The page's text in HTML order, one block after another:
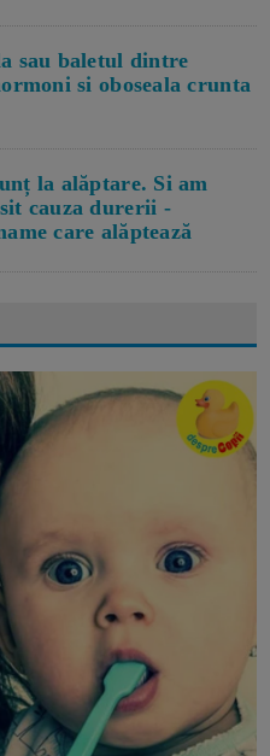
sau baletul dintre
si oboseala crunta
la alăptare. Si am
cauza durerii -
care alăptează